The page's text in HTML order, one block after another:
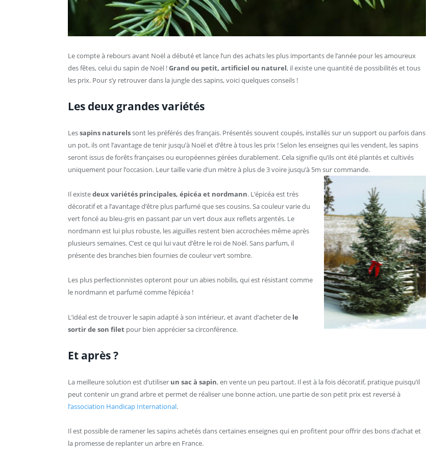
Le compte à rebours avant Noël a débuté et lance l’un des achats les plus importants de l’année pour les amoureux
des fêtes, celui du sapin de Noël !Grand ou petit, artificiel ou naturel, il existe une quantité de possibilités et tous
les prix. Pour s’y retrouver dans la jungle des sapins, voici quelques conseils !
Les deux grandes variétés
Lessapins naturelssont les préférés des français. Présentés souvent coupés, installés sur un support ou parfois dans
un pot, ils ont l’avantage de tenir jusqu’à Noël et d’être à tous les prix ! Selon les enseignes qui les vendent, les sapins
seront issus de forêts françaises ou européennes gérées durablement. Cela signifie qu’ils ont été plantés et cultivés
uniquement pour l’occasion. Leur taille varie d’un mètre à plus de 3 voire jusqu’à 5m sur commande.
Il existedeux variétés principales, épicéa et nordmann. L’épicéa est très
décoratif et a l’avantage d’être plus parfumé que ses cousins. Sa couleur varie du
vert foncé au bleu-gris en passant par un vert doux aux reflets argentés. Le
nordmann est lui plus robuste, les aiguilles restent bien accrochées même après
plusieurs semaines. C’est ce qui lui vaut d’être le roi de Noël. Sans parfum, il
présente des branches bien fournies de couleur vert sombre.
Les plus perfectionnistes opteront pour un abies nobilis, qui est résistant comme
le nordmann et parfumé comme l’épicéa !
L’idéal est de trouver le sapin adapté à son intérieur, et avant d’acheter de le
sortir de son filet pour bien apprécier sa circonférence.
Et après ?
La meilleure solution est d’utiliser un sac à sapin, en vente un peu partout. Il est à la fois décoratif, pratique puisqu’il
peut contenir un grand arbre et permet de réaliser une bonne action, une partie de son petit prix est reversé à
l’association Handicap International.
Il est possible de ramener les sapins achetés dans certaines enseignes qui en profitent pour offrir des bons d’achat et
la promesse de replanter un arbre en France.